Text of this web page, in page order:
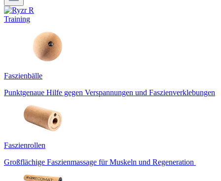
Training
Faszienbälle
Punktgenaue Hilfe gegen Verspannungen und Faszienverklebungen
Faszienrollen
Großflächige Faszienmassage für Muskeln und Regeneration